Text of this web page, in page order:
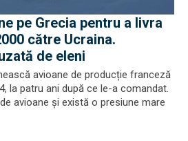
pe Grecia pentru a livra
către Ucraina.
de eleni
avioane de producție franceză
la patru ani după ce le-a comandat.
avioane și există o presiune mare